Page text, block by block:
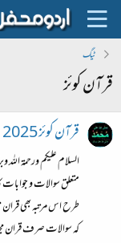
ٹیگ
قرآن کوئز
قرآن کوئز 2025
السلام علیکم ورحمة
متعلق سوالات و
طرح اس مرتبہ بھی
کہ سوالات صرف قران